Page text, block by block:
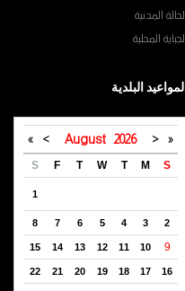
الحالة المدنية
الجباية المحلية
المواعيد البلدية
«
<
August 2026
>
»
S
M
T
W
T
F
S
1
2
3
4
5
6
7
8
9
10
11
12
13
14
15
16
17
18
19
20
21
22